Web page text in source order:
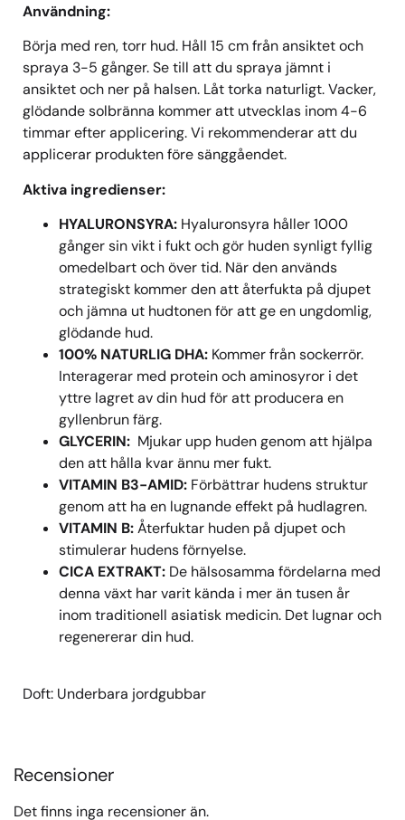
Användning:
Börja med ren, torr hud. Håll 15 cm från ansiktet och
spraya 3-5 gånger. Se till att du spraya jämnt i
ansiktet och ner på halsen. Låt torka naturligt. Vacker,
glödande solbränna kommer att utvecklas inom 4-6
timmar efter applicering. Vi rekommenderar att du
applicerar produkten före sänggåendet.
Aktiva ingredienser:
HYALURONSYRA: Hyaluronsyra håller 1000
gånger sin vikt i fukt och gör huden synligt fyllig
omedelbart och över tid. När den används
strategiskt kommer den att återfukta på djupet
och jämna ut hudtonen för att ge en ungdomlig,
glödande hud.
100% NATURLIG DHA: Kommer från sockerrör.
Interagerar med protein och aminosyror i det
yttre lagret av din hud för att producera en
gyllenbrun färg.
GLYCERIN: Mjukar upp huden genom att hjälpa
den att hålla kvar ännu mer fukt.
VITAMIN B3-AMID: Förbättrar hudens struktur
genom att ha en lugnande effekt på hudlagren.
VITAMIN B:Återfuktar huden på djupet och
stimulerar hudens förnyelse.
CICA EXTRAKT: De hälsosamma fördelarna med
denna växt har varit kända i mer än tusen år
inom traditionell asiatisk medicin. Det lugnar och
regenererar din hud.
Doft: Underbara jordgubbar
Recensioner
Det finns inga recensioner än.